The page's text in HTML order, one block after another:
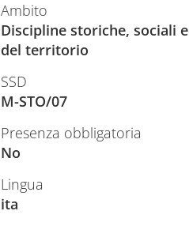
Ambito
Discipline storiche, sociali e
del territorio
SSD
M-STO/07
Presenza obbligatoria
No
Lingua
ita